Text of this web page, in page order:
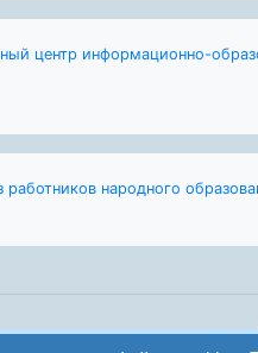
центр информационно-
народного